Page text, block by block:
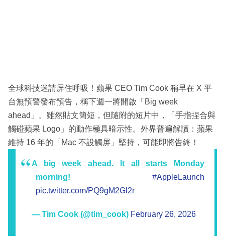
全球科技迷請屏住呼吸！蘋果 CEO Tim Cook 稍早在 X 平
台無預警發布預告，稱下週一將開啟「Big week
ahead」。雖然貼文簡短，但隨附的短片中，「手指捏合與
觸碰蘋果 Logo」的動作極具暗示性。外界普遍解讀：蘋果
維持 16 年的「Mac 不設觸屏」堅持，可能即將告終！
A big week ahead. It all starts Monday
morning! #AppleLaunch
pic.twitter.com/PQ9gM2Gl2r
— Tim Cook (@tim_cook) February 26, 2026